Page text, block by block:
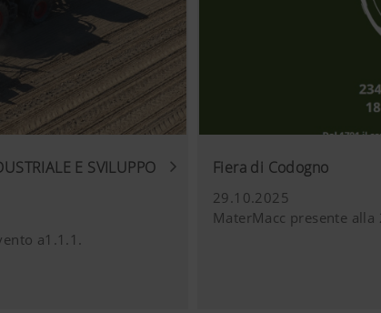
interessanti sul nostro sito web e sui social media,
partner. Così i contenuti rappresentati verranno
nostra pagina web video YouTube e per farlo usiamo
Da parte di YouTube non vengono memorizzate
sito web, tranne quando questi visionano un
support.google.com/youtube/answer/
intl/de/policies/privacy/Non abbiamo
E SVILUPPO
a1.1.1.
Fiera di Codogno
29.10.2025
MaterMacc presente alla